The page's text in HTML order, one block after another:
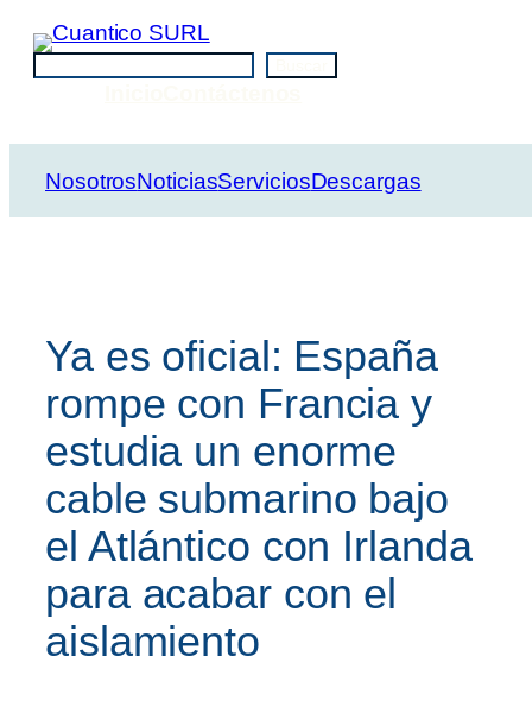
Saltar
contenido
NosotrosNoticiasServiciosDescargas
Ya es oficial: España
rompe con Francia y
estudia un enorme
cable submarino bajo
el Atlántico con Irlanda
para acabar con el
aislamiento